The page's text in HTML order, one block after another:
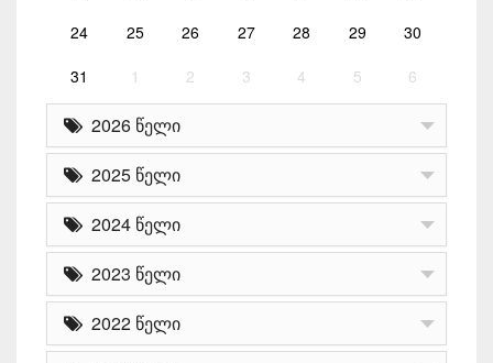
24 25 26 27 28 29 30
31 1 2 3 4 5 6
2026 წელი
2025 წელი
2024 წელი
2023 წელი
2022 წელი